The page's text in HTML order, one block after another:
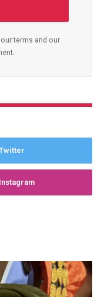
terms and our
Instagram